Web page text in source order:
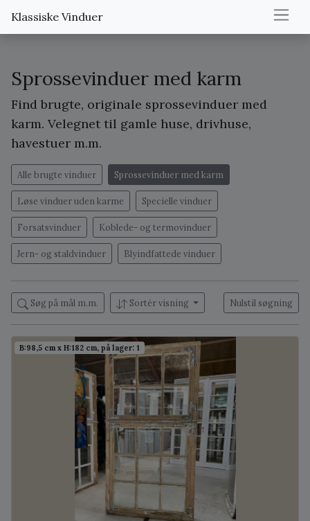
Klassiske Vinduer
Sprossevinduer med karm
Find brugte, originale sprossevinduer med
karm. Velegnet til gamle huse, drivhuse,
havestuer m.m.
Alle brugte vinduer Sprossevinduer med karm
Løse vinduer uden karme Specielle vinduer
Forsatsvinduer Koblede- og termovinduer
Jern- og staldvinduer Blyindfattede vinduer
Søg på mål m.m. Sortér visning Nulstil søgning
B:98,5 cm x H:182 cm, på lager: 1